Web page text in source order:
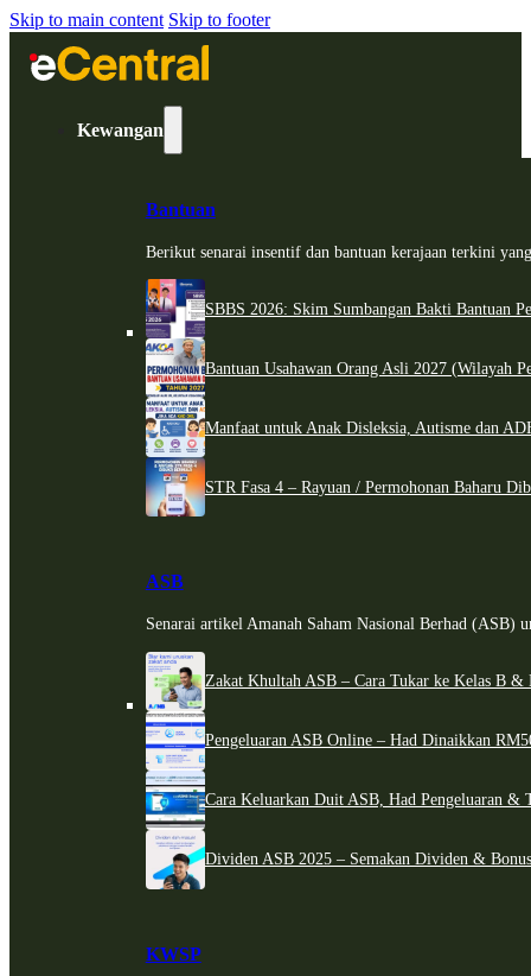
Skip to main content Skip to footer
Kewangan
Bantuan
Berikut senarai insentif dan bantuan kerajaan terkini
SBBS 2026: Skim Sumbangan Bakti Bantuan
Bantuan Usahawan Orang Asli 2027 (Wilayah
Manfaat untuk Anak Disleksia, Autisme dan
STR Fasa 4 – Rayuan / Permohonan Baharu
ASB
Senarai artikel Amanah Saham Nasional Berhad (ASB)
Zakat Khultah ASB – Cara Tukar ke Kelas B &
Pengeluaran ASB Online – Had Dinaikkan
Cara Keluarkan Duit ASB, Had Pengeluaran &
Dividen ASB 2025 – Semakan Dividen &
KWSP